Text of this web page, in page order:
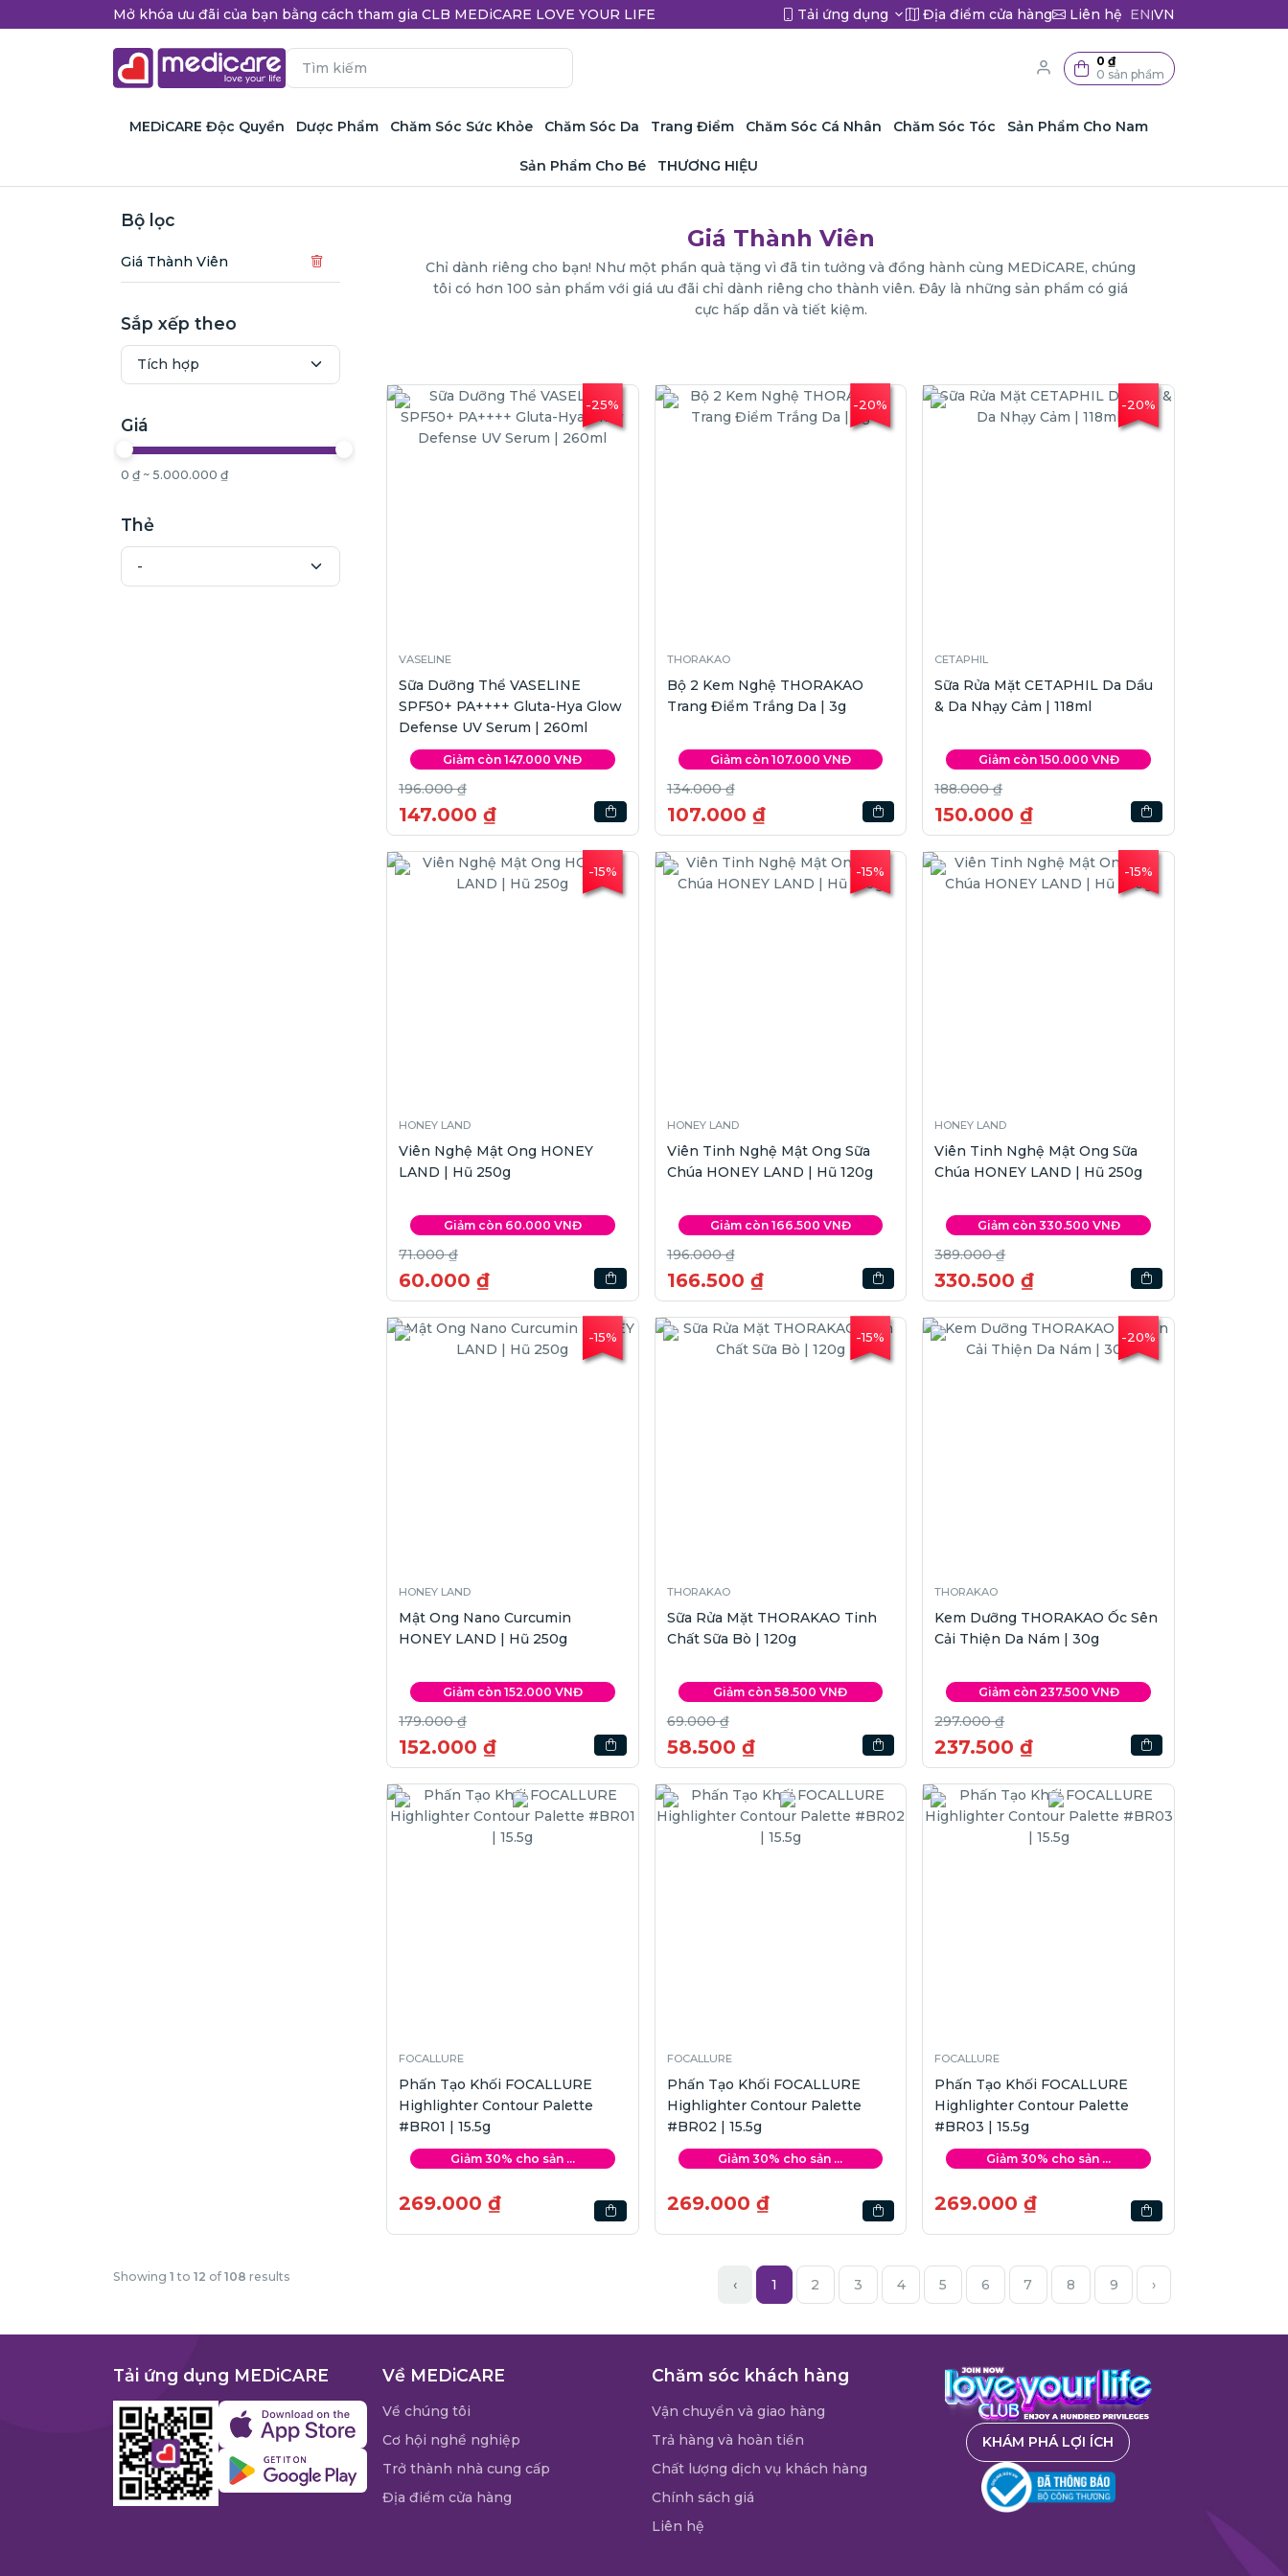
Mở khóa ưu đãi của bạn bằng cách tham gia CLB MEDiCARE LOVE YOUR LIFE Tải ứng dụng Địa điểm cửa hàng Liên hệ EN|VN
0 ₫
0 sản phẩm
MEDiCARE Độc Quyền Dược Phẩm Chăm Sóc Sức Khỏe Chăm Sóc Da Trang Điểm Chăm Sóc Cá Nhân Chăm Sóc Tóc Sản Phẩm Cho Nam
Sản Phẩm Cho Bé THƯƠNG HIỆU
Bộ lọc
Giá Thành Viên
Sắp xếp theo
Giá
0 ₫ ~ 5.000.000 ₫
Thẻ
Giá Thành Viên
Chỉ dành riêng cho bạn! Như một phần quà tặng vì đã tin tưởng và đồng hành cùng MEDiCARE, chúng
tôi có hơn 100 sản phẩm với giá ưu đãi chỉ dành riêng cho thành viên. Đây là những sản phẩm có giá
cực hấp dẫn và tiết kiệm.
-25%
VASELINE
Sữa Dưỡng Thể VASELINE
SPF50+ PA++++ Gluta-Hya Glow
Defense UV Serum | 260ml
Giảm còn 147.000 VNĐ
196.000 ₫
147.000 ₫
-20%
THORAKAO
Bộ 2 Kem Nghệ THORAKAO
Trang Điểm Trắng Da | 3g
Giảm còn 107.000 VNĐ
134.000 ₫
107.000 ₫
-20%
CETAPHIL
Sữa Rửa Mặt CETAPHIL Da Dầu
& Da Nhạy Cảm | 118ml
Giảm còn 150.000 VNĐ
188.000 ₫
150.000 ₫
-15%
HONEY LAND
Viên Nghệ Mật Ong HONEY
LAND | Hũ 250g
Giảm còn 60.000 VNĐ
71.000 ₫
60.000 ₫
-15%
HONEY LAND
Viên Tinh Nghệ Mật Ong Sữa
Chúa HONEY LAND | Hũ 120g
Giảm còn 166.500 VNĐ
196.000 ₫
166.500 ₫
-15%
HONEY LAND
Viên Tinh Nghệ Mật Ong Sữa
Chúa HONEY LAND | Hũ 250g
Giảm còn 330.500 VNĐ
389.000 ₫
330.500 ₫
-15%
HONEY LAND
Mật Ong Nano Curcumin
HONEY LAND | Hũ 250g
Giảm còn 152.000 VNĐ
179.000 ₫
152.000 ₫
-15%
THORAKAO
Sữa Rửa Mặt THORAKAO Tinh
Chất Sữa Bò | 120g
Giảm còn 58.500 VNĐ
69.000 ₫
58.500 ₫
-20%
THORAKAO
Kem Dưỡng THORAKAO Ốc Sên
Cải Thiện Da Nám | 30g
Giảm còn 237.500 VNĐ
297.000 ₫
237.500 ₫
FOCALLURE
Phấn Tạo Khối FOCALLURE
Highlighter Contour Palette
#BR01 | 15.5g
Giảm 30% cho sản ...
269.000 ₫
FOCALLURE
Phấn Tạo Khối FOCALLURE
Highlighter Contour Palette
#BR02 | 15.5g
Giảm 30% cho sản ...
269.000 ₫
FOCALLURE
Phấn Tạo Khối FOCALLURE
Highlighter Contour Palette
#BR03 | 15.5g
Giảm 30% cho sản ...
269.000 ₫
Showing 1 to 12 of 108 results ‹ 1 2 3 4 5 6 7 8 9 ›
Tải ứng dụng MEDiCARE Về MEDiCARE
Về chúng tôi
Cơ hội nghề nghiệp
Trở thành nhà cung cấp
Địa điểm cửa hàng
Chăm sóc khách hàng
Vận chuyển và giao hàng
Trả hàng và hoàn tiền
Chất lượng dịch vụ khách hàng
Chính sách giá
Liên hệ
KHÁM PHÁ LỢI ÍCH